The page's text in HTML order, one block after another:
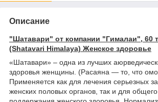
Описание
"Шатавари" от компании "Гималаи", 60
(Shatavari Himalaya) Женское здоровье
«Шатавари» – одна из лучших
здоровья женщины. (Расаяна ― то, что
Применяется как для лечения серьезных
женских половых органов, так и для